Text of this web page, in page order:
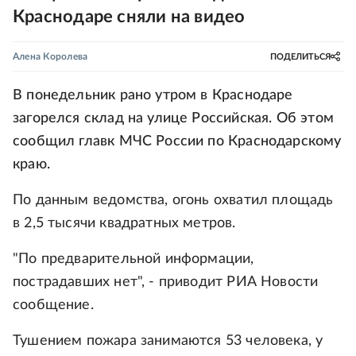
Краснодаре сняли на видео
Алена Королева ПОДЕЛИТЬСЯ
В понедельник рано утром в Краснодаре
загорелся склад на улице Российская. Об этом
сообщил главк МЧС России по Краснодарскому
краю.
По данным ведомства, огонь охватил площадь
в 2,5 тысячи квадратных метров.
"По предварительной информации,
пострадавших нет", - приводит РИА Новости
сообщение.
Тушением пожара занимаются 53 человека, у